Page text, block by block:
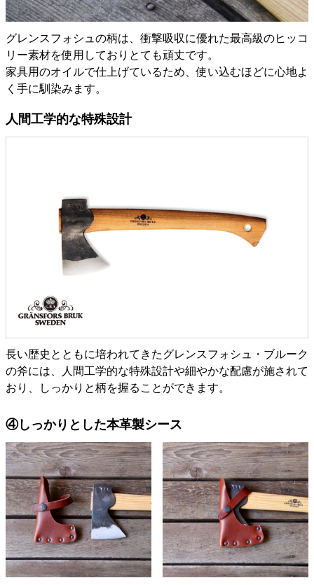
グレンスフォシュの柄は、衝撃吸収に優れた最高級のヒッコ
リー素材を使用しておりとても頑丈です。
家具用のオイルで仕上げているため、使い込むほどに心地よ
く手に馴染みます。
人間工学的な特殊設計
長い歴史とともに培われてきたグレンスフォシュ・ブルーク
の斧には、人間工学的な特殊設計や細やかな配慮が施されて
おり、しっかりと柄を握ることができます。
④しっかりとした本革製シース